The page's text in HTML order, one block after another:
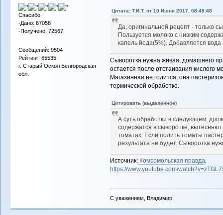
Спасибо
-Дано: 67058
-Получено: 72567
Сообщений: 9504
Рейтинг: 65535
г. Старый Оскол Белгородская
обл.
Цитата: Т.И.Т. от 10 Июня 2017, 08:49:48
Да, оригинальной рецепт - только
Пользуется молоко с низким
капель йода(5%). Добавляется вода
Сыворотка нужна живая, домашнего
остается после отстаивания кислого
Магазинная не годится, она
термической обработке.
Цитировать (выделенное)
А суть обработки в следующем:
содержатся в сыворотке,
томатах. Если полить томаты
результата не будет. Сыворотка
Источник:Комсомольская правда.
https://www.youtube.com/
С уважением, Владимир